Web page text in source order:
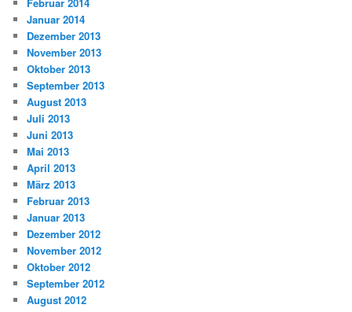
Januar 2014
Dezember 2013
November 2013
Oktober 2013
September 2013
August 2013
Juli 2013
Juni 2013
Mai 2013
April 2013
März 2013
Februar 2013
Januar 2013
Dezember 2012
November 2012
Oktober 2012
September 2012
August 2012